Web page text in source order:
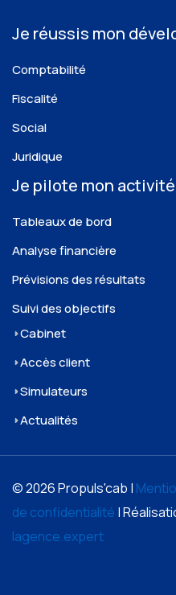
Je réussis mon
Comptabilité
Fiscalité
Social
Juridique
Je pilote mon activité
Tableaux de bord
Analyse financière
Prévisions des résultats
Suivi des objectifs
Cabinet
Accès client
Simulateurs
Actualités
© 2026 Propuls'cab |
de confidentialité |
lagence.expert